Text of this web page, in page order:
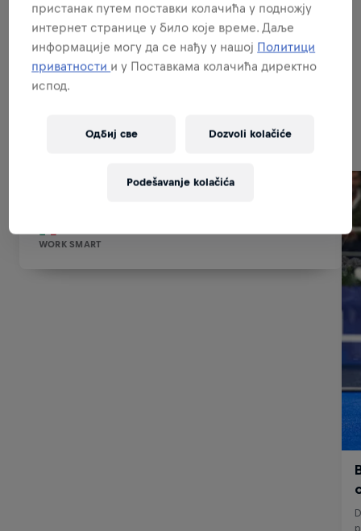
BUDI PRODAJNI STRUČNJAK
Red Bull Padel Dash Mexico 2025
WORK SMART
пристанак путем поставки колачића у подножју
интернет странице у било које време. Даље
информације могу да се нађу у нашој Политици
приватности и у Поставкама колачића директно
испод.
Одбиј све Dozvoli kolačiće
Podešavanje kolačića